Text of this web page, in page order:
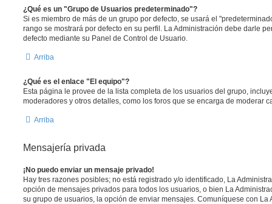
¿Qué es un "Grupo de Usuarios predeterminado"?
Si es miembro de más de un grupo por defecto, se usará el
rango se mostrará por defecto en su perfil. La Administración debe darle
defecto mediante su Panel de Control de Usuario.
Arriba
¿Qué es el enlace "El equipo"?
Esta página le provee de la lista completa de los usuarios del grupo,
moderadores y otros detalles, como los foros que se encarga de moderar
Arriba
Mensajería privada
¡No puedo enviar un mensaje privado!
Hay tres razones posibles; no está registrado y/o identificado, La
opción de mensajes privados para todos los usuarios, o bien La
su grupo de usuarios, la opción de enviar mensajes. Comuníquese con La